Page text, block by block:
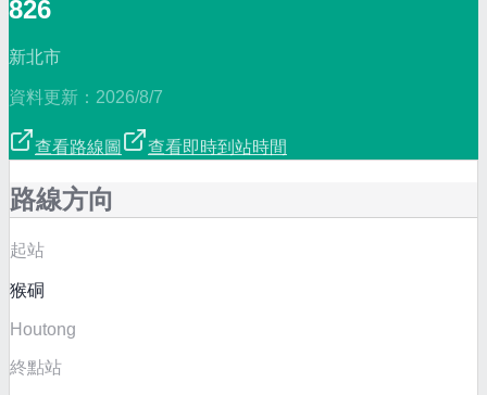
826
新北市
資料更新： 2026/8/7
查看路線圖 查看即時到站時間
路線方向
起站
猴硐
Houtong
終點站